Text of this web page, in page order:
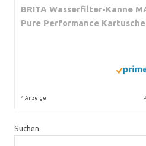
BRITA Wasserfilter-Kanne
Pure Performance Kartusche
* Anzeige
Suchen